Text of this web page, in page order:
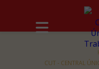
CUT - CENTRAL